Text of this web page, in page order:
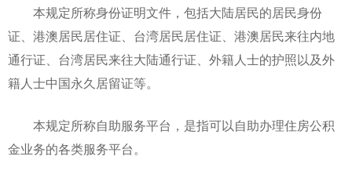
本规定所称身份证明文件，包括大陆居民的居民身份
证、港澳居民居住证、台湾居民居住证、港澳居民来往内地
通行证、台湾居民来往大陆通行证、外籍人士的护照以及外
籍人士中国永久居留证等。
本规定所称自助服务平台，是指可以自助办理住房公积
金业务的各类服务平台。